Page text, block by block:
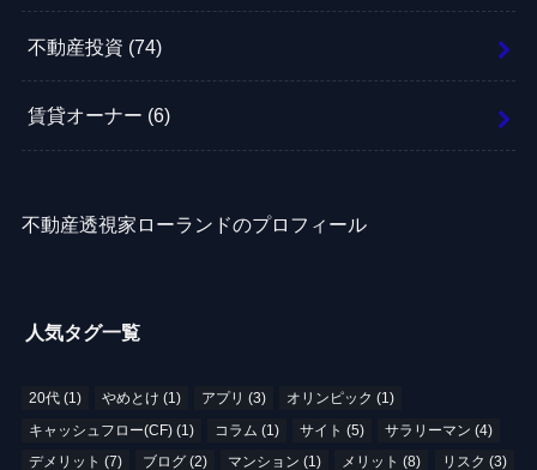
不動産投資 (74)
賃貸オーナー (6)
不動産透視家ローランドのプロフィール
人気タグ一覧
20代(1) やめとけ (1) アプリ (3) オリンピック (1)
キャッシュフロー(CF)(1) コラム (1) サイト (5) サラリーマン (4)
デメリット (7) ブログ (2) マンション (1) メリット (8) リスク (3)